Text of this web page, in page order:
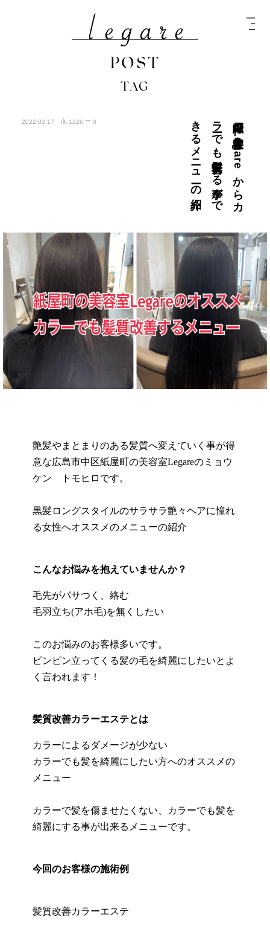
POST
TAG
2022.02.17 1226 0 紙屋町の
美容室L
e
g
a
r
e
か
ら
カ
ラ
ーで
も
髪質改善す
る
事が
で
き
る
メ
ニ
ュ
ーの
紹介
艶髪やまとまりのある髪質へ変えていく事が得
意な広島市中区紙屋町の美容室Legareのミョウ
ケン トモヒロです。
黒髪ロングスタイルのサラサラ艶々ヘアに憧れ
る女性へオススメのメニューの紹介
こんなお悩みを抱えていませんか？
毛先がパサつく、絡む
毛羽立ち(アホ毛)を無くしたい
このお悩みのお客様多いです。
ピンピン立ってくる髪の毛を綺麗にしたいとよ
く言われます！
髪質改善カラーエステとは
カラーによるダメージが少ない
カラーでも髪を綺麗にしたい方へのオススメの
メニュー
カラーで髪を傷ませたくない、カラーでも髪を
綺麗にする事が出来るメニューです。
今回のお客様の施術例
髪質改善カラーエステ